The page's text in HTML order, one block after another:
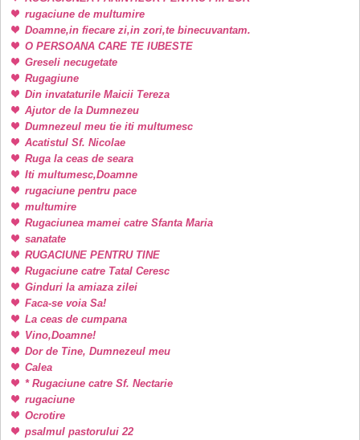
rugaciune de multumire
Doamne,in fiecare zi,in zori,te binecuvantam.
O PERSOANA CARE TE IUBESTE
Greseli necugetate
Rugagiune
Din invataturile Maicii Tereza
Ajutor de la Dumnezeu
Dumnezeul meu tie iti multumesc
Acatistul Sf. Nicolae
Ruga la ceas de seara
Iti multumesc,Doamne
rugaciune pentru pace
multumire
Rugaciunea mamei catre Sfanta Maria
sanatate
RUGACIUNE PENTRU TINE
Rugaciune catre Tatal Ceresc
Ginduri la amiaza zilei
Faca-se voia Sa!
La ceas de cumpana
Vino,Doamne!
Dor de Tine, Dumnezeul meu
Calea
* Rugaciune catre Sf. Nectarie
rugaciune
Ocrotire
psalmul pastorului 22